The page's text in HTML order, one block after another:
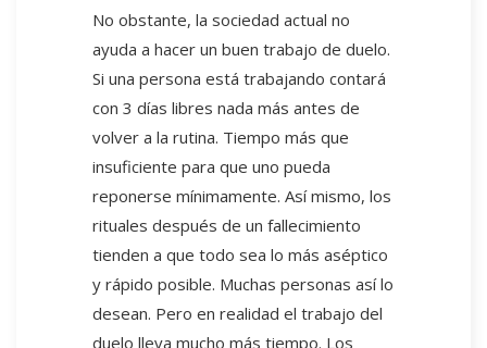
No obstante, la sociedad actual no
ayuda a hacer un buen trabajo de duelo.
Si una persona está trabajando contará
con 3 días libres nada más antes de
volver a la rutina. Tiempo más que
insuficiente para que uno pueda
reponerse mínimamente. Así mismo, los
rituales después de un fallecimiento
tienden a que todo sea lo más aséptico
y rápido posible. Muchas personas así lo
desean. Pero en realidad el trabajo del
duelo lleva mucho más tiempo. Los